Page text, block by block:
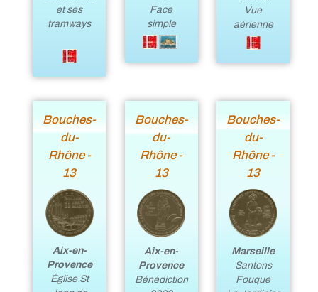
et ses
tramways
Face
simple
Vue
aérienne
Bouches-
du-
Rhône -
13
Aix-en-
Provence
Église St
Bouches-
du-
Rhône -
13
Aix-en-
Provence
Bénédiction
Bouches-
du-
Rhône -
13
Marseille
Santons
Fouque